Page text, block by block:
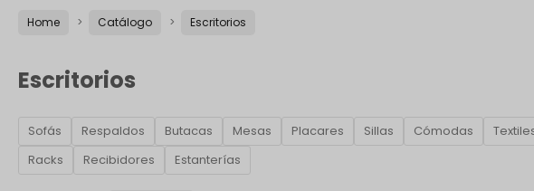
Home Catálogo Escritorios
Escritorios
Sofás Respaldos Butacas Mesas Placares Sillas Cómodas
Racks
Recibidores Estanterías